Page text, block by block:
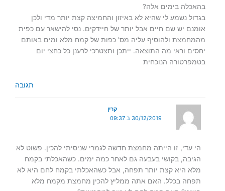
בהאכלה בימים אלה?
בגדול נשמע לי שהיא לא באיזון והחמיצה קצת יותר מדי ולכן
אומנם יש שם חיים אבל יותר של חיידקים. נסי להישאר עם כפית
מהמחמצת ולהוסיף עליה מס' כפות של קמח מלא ומים באותם
יחסים וראי מה התוצאה. ייתכן ותצטרכי לרענן כל כחצי יום
בטמפרטורה הנוכחית
תגובה
קרין
30/12/2019 ב 09:37
הי עדי, זו הייתה מחמצת חדשה לגמרי שניסיתי להכין. פשוט לא
הגיבה, בקושי בעבעה גם לאחר כמה ימים. כשהאכלתי בקמח
מלא היא קצת יותר תפחה, אבל כשהאכלתי בקמח לחם היא לא
תפחה בכלל. האם אתה ממליץ להכין מחמצת מקמח מלא